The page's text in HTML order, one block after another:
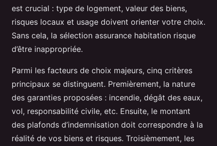
est crucial : type de logement, valeur des biens,
risques locaux et usage doivent orienter votre choix.
Sans cela, la sélection assurance habitation risque
d’être inappropriée.
Parmi les facteurs de choix majeurs, cinq critères
principaux se distinguent. Premièrement, la nature
des garanties proposées : incendie, dégât des eaux,
vol, responsabilité civile, etc. Ensuite, le montant
des plafonds d’indemnisation doit correspondre à la
réalité de vos biens et risques. Troisièmement, les